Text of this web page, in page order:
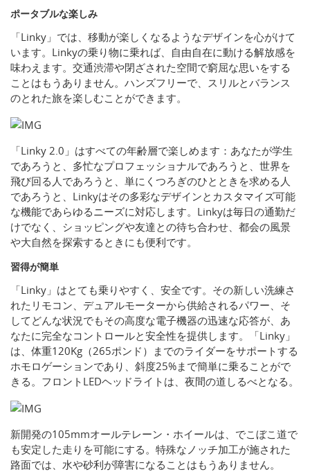
ポータブルな楽しみ
「Linky」では、移動が楽しくなるようなデザインを心がけて
います。Linkyの乗り物に乗れば、自由自在に動ける解放感を
味わえます。交通渋滞や閉ざされた空間で窮屈な思いをする
ことはもうありません。ハンズフリーで、スリルとバランス
のとれた旅を楽しむことができます。
「Linky 2.0」はすべての年齢層で楽しめます：あなたが学生
であろうと、多忙なプロフェッショナルであろうと、世界を
飛び回る人であろうと、単にくつろぎのひとときを求める人
であろうと、Linkyはその多彩なデザインとカスタマイズ可能
な機能であらゆるニーズに対応します。Linkyは毎日の通勤だ
けでなく、ショッピングや友達との待ち合わせ、都会の風景
や大自然を探索するときにも便利です。
習得が簡単
「Linky」はとても乗りやすく、安全です。その新しい洗練さ
れたリモコン、デュアルモーターから供給されるパワー、そ
してどんな状況でもその高度な電子機器の迅速な応答が、あ
なたに完全なコントロールと安全性を提供します。「Linky」
は、体重120Kg（265ポンド）までのライダーをサポートする
ホモロゲーションであり、斜度25%まで簡単に乗ることがで
きる。フロントLEDヘッドライトは、夜間の道しるべとなる。
新開発の105mmオールテレーン・ホイールは、でこぼこ道で
も安定した走りを可能にする。特殊なノッチ加工が施された
路面では、水や砂利が障害になることはもうありません。